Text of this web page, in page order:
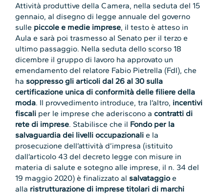
Attività produttive della Camera, nella seduta del 15
gennaio, al disegno di legge annuale del governo
sulle piccole e medie imprese, il testo è atteso in
Aula e sarà poi trasmesso al Senato per il terzo e
ultimo passaggio. Nella seduta dello scorso 18
dicembre il gruppo di lavoro ha approvato un
emendamento del relatore Fabio Pietrella (FdI), che
ha soppresso gli articoli dal 26 al 30 sulla
certificazione unica di conformità delle filiere della
moda. Il provvedimento introduce, tra l’altro, incentivi
fiscali per le imprese che aderiscono acontratti di
rete di imprese. Stabilisce che il Fondo per la
salvaguardia dei livelli occupazionali e la
prosecuzione dell’attività d’impresa (istituito
dall’articolo 43 del decreto legge con misure in
materia di salute e sotegno alle imprese, il n. 34 del
19 maggio 2020) è finalizzato al salvataggioe
alla ristrutturazione di imprese titolari di marchi